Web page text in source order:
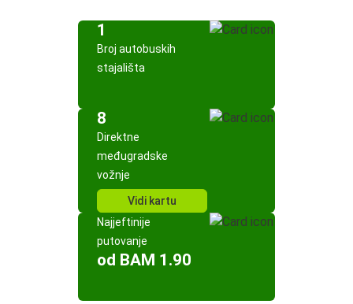
1
Broj autobuskih
stajališta
8
Direktne
međugradske
vožnje
Vidi kartu
Najjeftinije
putovanje
od BAM 1.90